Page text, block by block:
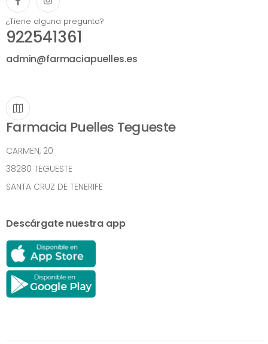
¿Tiene alguna pregunta?
922541361
admin@farmaciapuelles.es
Farmacia Puelles Tegueste
CARMEN, 20
38280 TEGUESTE
SANTA CRUZ DE TENERIFE
Descárgate nuestra app